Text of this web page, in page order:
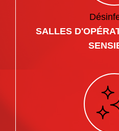
SALLES